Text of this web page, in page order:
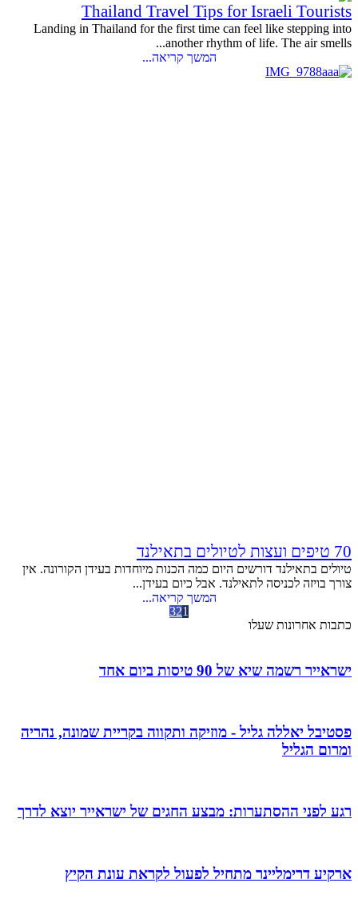
Thailand Travel Tips for Israeli Tourists
Landing in Thailand for the first time can feel like stepping into
another rhythm of life. The air smells...
המשך קריאה...
70 טיפים ועצות לטיולים בתאילנד
טיולים בתאילנד דורשים היום כמה הכנות מיוחדות בעידן הקורונה. אין
צורך בויזה לכניסה לתאילנד. אבל כיום בעידן...
המשך קריאה...
1
2
3
כתבות אחרונות שעלו
ישראייר רשמה שיא של 90 טיסות ביום אחד
פסטיבל יאללה גליל - מוזיקה ותקווה בקריית שמונה, נהריה
ומרום הגליל
רגע לפני ההסתערות: מבצע החגים של ישראייר יוצא לדרך
ארקיע דרימליינר מתחיל לפעול לקראת עונת הקיץ